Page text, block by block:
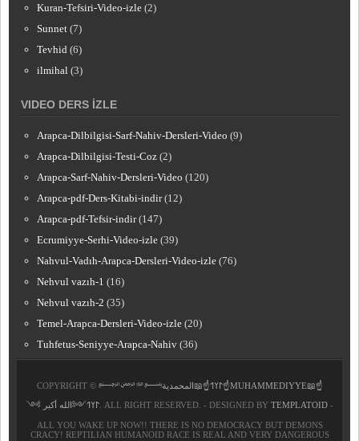
Kuran-Tefsiri-Video-izle (2)
Sunnet (7)
Tevhid (6)
ilmihal (3)
VIDEO DERS İZLE
Arapca-Dilbilgisi-Sarf-Nahiv-Dersleri-Video (9)
Arapca-Dilbilgisi-Testi-Coz (2)
Arapca-Sarf-Nahiv-Dersleri-Video (120)
Arapca-pdf-Ders-Kitabi-indir (12)
Arapca-pdf-Tefsir-indir (147)
Ecrumiyye-Serhi-Video-izle (39)
Nahvul-Vadıh-Arapca-Dersleri-Video-izle (76)
Nehvul vazıh-1 (16)
Nehvul vazıh-2 (35)
Temel-Arapca-Dersleri-Video-izle (20)
Tuhfetus-Seniyye-Arapca-Nahiv (36)
COPYRIGHT © ﷽𐰃𐰠𐰯☝📖المحمدية☝MUHAMMEDIYYE📖☝
𐰃𐰠𐰯༺الله أكبر ༻. ALL RIGHT RESERVED. - DESIGNED BY TEMPLATOID-
ALL YOU WAKE UP NOW!! THERE IS NO DEMOCRACY BUT DEMONS
CRACY! REPTILIAN HUMANOID RACE IS REAL AND VERY DANGEROUS